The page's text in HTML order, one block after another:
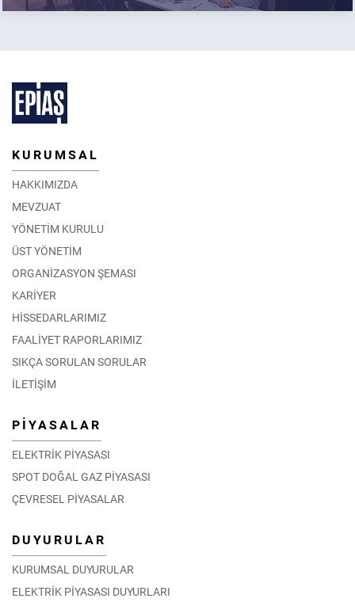
KURUMSAL
HAKKIMIZDA
MEVZUAT
YÖNETİM KURULU
ÜST YÖNETİM
ORGANİZASYON ŞEMASI
KARİYER
HİSSEDARLARIMIZ
FAALİYET RAPORLARIMIZ
SIKÇA SORULAN SORULAR
İLETİŞİM
PİYASALAR
ELEKTRİK PİYASASI
SPOT DOĞAL GAZ PİYASASI
ÇEVRESEL PİYASALAR
DUYURULAR
KURUMSAL DUYURULAR
ELEKTRİK PİYASASI DUYURLARI